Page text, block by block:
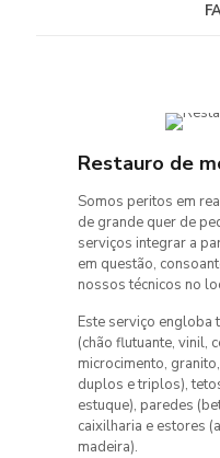
Restauro de
Somos peritos em
de grande quer de
serviços integrar a
em questão,
nossos técnicos no
Este serviço engloba
(chão flutuante, vinil,
microcimento,
duplos e triplos),
estuque), paredes
caixilharia e estores
madeira).